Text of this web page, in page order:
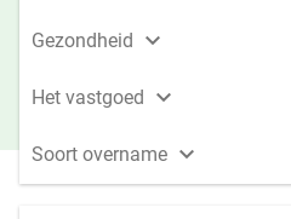
Gezondheid 
Het vastgoed 
Soort overname 